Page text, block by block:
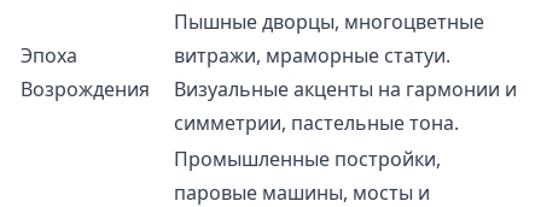
Эпоха
Возрождения
Пышные дворцы, многоцветные
витражи, мраморные статуи.
Визуальные акценты на гармонии и
симметрии, пастельные тона.
Промышленные постройки,
паровые машины, мосты и